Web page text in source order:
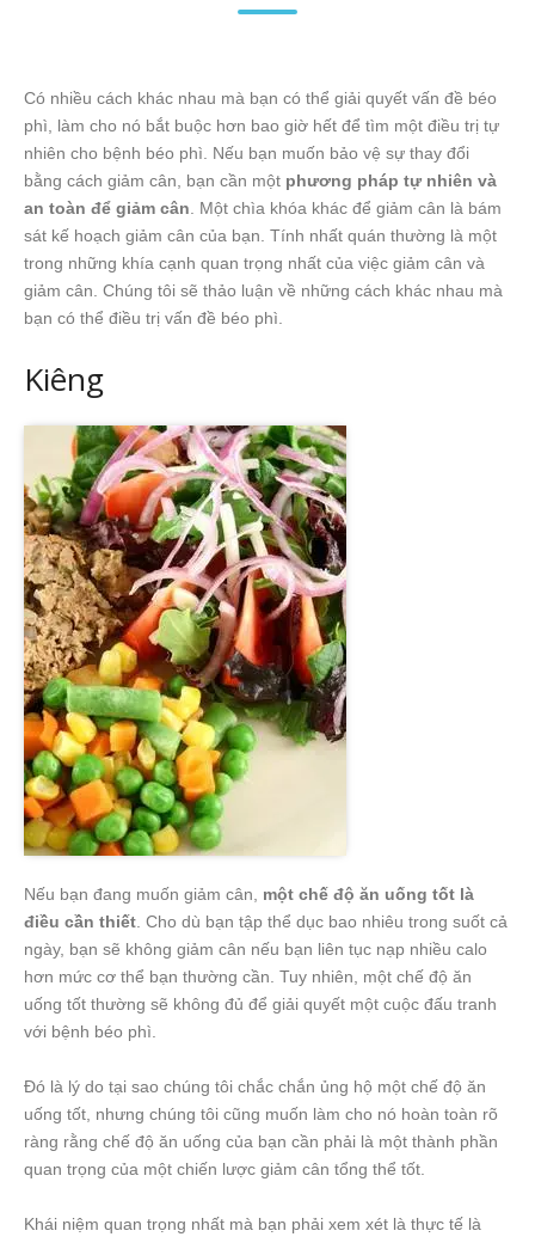
Có nhiều cách khác nhau mà bạn có thể giải quyết vấn đề béo
phì, làm cho nó bắt buộc hơn bao giờ hết để tìm một điều trị tự
nhiên cho bệnh béo phì. Nếu bạn muốn bảo vệ sự thay đổi
bằng cách giảm cân, bạn cần một phương pháp tự nhiên và
an toàn để giảm cân . Một chìa khóa khác để giảm cân là bám
sát kế hoạch giảm cân của bạn. Tính nhất quán thường là một
trong những khía cạnh quan trọng nhất của việc giảm cân và
giảm cân. Chúng tôi sẽ thảo luận về những cách khác nhau mà
bạn có thể điều trị vấn đề béo phì.
Kiêng
Nếu bạn đang muốn giảm cân, một chế độ ăn uống tốt là
điều cần thiết . Cho dù bạn tập thể dục bao nhiêu trong suốt cả
ngày, bạn sẽ không giảm cân nếu bạn liên tục nạp nhiều calo
hơn mức cơ thể bạn thường cần. Tuy nhiên, một chế độ ăn
uống tốt thường sẽ không đủ để giải quyết một cuộc đấu tranh
với bệnh béo phì.
Đó là lý do tại sao chúng tôi chắc chắn ủng hộ một chế độ ăn
uống tốt, nhưng chúng tôi cũng muốn làm cho nó hoàn toàn rõ
ràng rằng chế độ ăn uống của bạn cần phải là một thành phần
quan trọng của một chiến lược giảm cân tổng thể tốt.
Khái niệm quan trọng nhất mà bạn phải xem xét là thực tế là